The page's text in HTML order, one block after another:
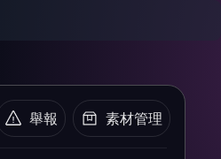
舉報 素材管理